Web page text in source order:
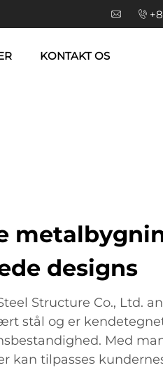
KONTAKT OS
designs
Structure Co., Ltd.
stål og er
Med
kan tilpasses